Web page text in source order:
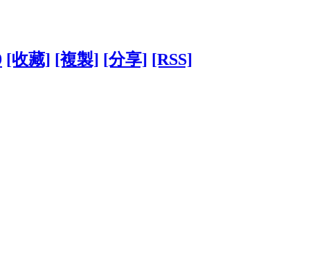
[收藏] [複製] [分享] [RSS]